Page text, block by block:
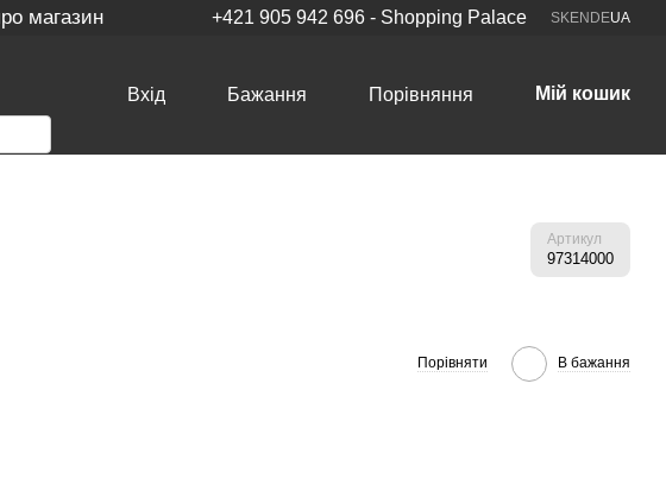
магазин +421 905 942 696 - Shopping Palace SKEN DEUA
Вхід Бажання Порівняння Мій кошик
Артикул
97314000
Порівняти В бажання